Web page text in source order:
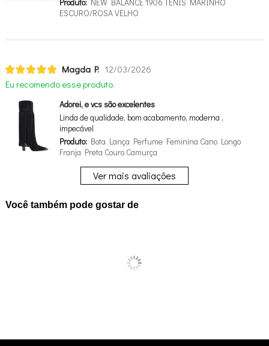
Produto:NEW BALANCE 1906 TENIS MARINHO
ESCURO/ROSA VELHO
Magda P. 12/03/2026
Eu recomendo esse produto.
Adorei, e vcs são excelentes
Linda de qualidade, bom acabamento, moderna ,
impecável
Produto:Bota Lança Perfume Feminina Cano Longo
Franja Preta Couro Camurça
Ver mais avaliações
Você também pode gostar de